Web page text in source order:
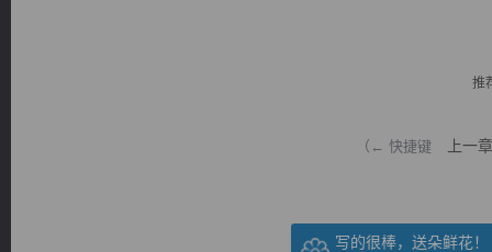
推
（← 快捷键 上一章
写的很棒，送朵鲜花！